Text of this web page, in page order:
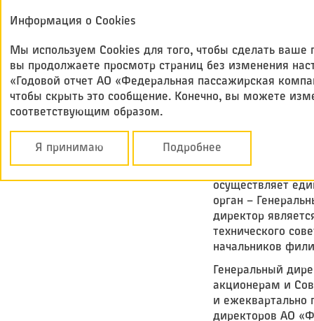
Годовой отчет
Корпоративное
осуществляет
орган –
директор
технического
начальников
Генеральный
акционерам и
и ежеквартально
директоров АО
Информация о Cookies
Мы используем Cookies для того, чтобы сделать
вы продолжаете просмотр страниц без изменения
«Годовой отчет АО «Федеральная пассажирская
чтобы скрыть это сообщение. Конечно, вы можете
соответствующим образом.
Я принимаю Подробнее